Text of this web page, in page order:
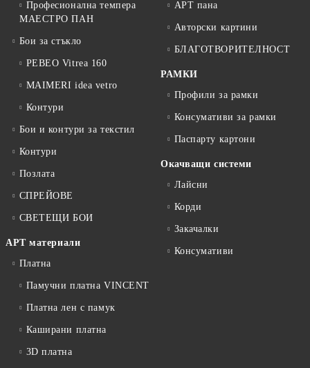
Професионална темпера
МАЕСТРО ПАН
Бои за стъкло
PEBEO Vitrea 160
MAIMERI idea vetro
Контури
Бои и контури за текстил
Контури
Позлата
СПРЕЙОВЕ
СВЕТЕЩИ БОИ
АРТ материали
Платна
Памучни платна VINCENT
Платна лен с памук
Каширани платна
3D платна
АРТ пана
Авторски картини
БЛАГОТВОРИТЕЛНОСТ
РАМКИ
Профили за рамки
Консумативи за рамки
Паспарту картони
Окачващи системи
Лайсни
Корди
Закачалки
Консумативи